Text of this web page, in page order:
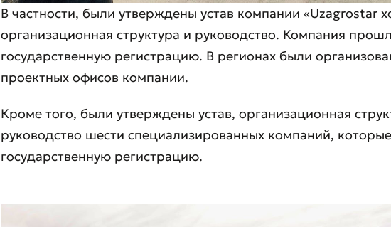
В частности, были утверждены устав компании «Uzagrostar
организационная структура и руководство. Компания
государственную регистрацию. В регионах были
проектных офисов компании.
Кроме того, были утверждены устав, организационная
руководство шести специализированных компаний,
государственную регистрацию.